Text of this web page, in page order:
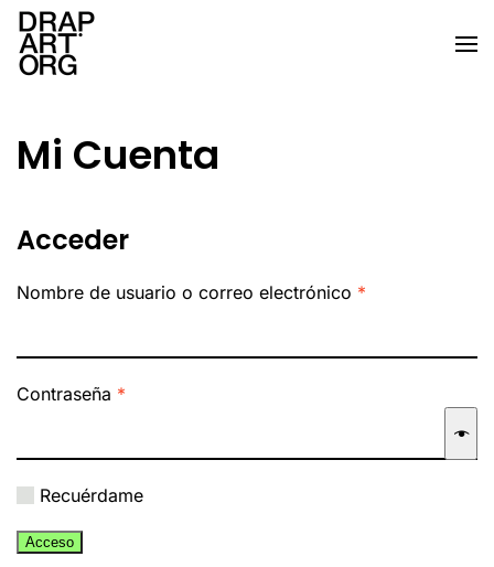
Ir al contenido principal
Mi Cuenta
Acceder
Nombre de usuario o correo electrónico *
Contraseña *
Recuérdame
Acceso